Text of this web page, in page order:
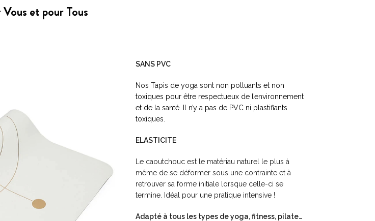
et pour Tous
SANS PVC
Nos Tapis de yoga sont non polluants et non
toxiques pour être respectueux de l’environnement
et de la santé. Il n’y a pas de PVC ni plastifiants
toxiques.
ELASTICITE
Le caoutchouc est le matériau naturel le plus à
même de se déformer sous une contrainte et à
retrouver sa forme initiale lorsque celle-ci se
termine. Idéal pour une pratique intensive !
Adapté à tous les types de yoga, fitness, pilate…